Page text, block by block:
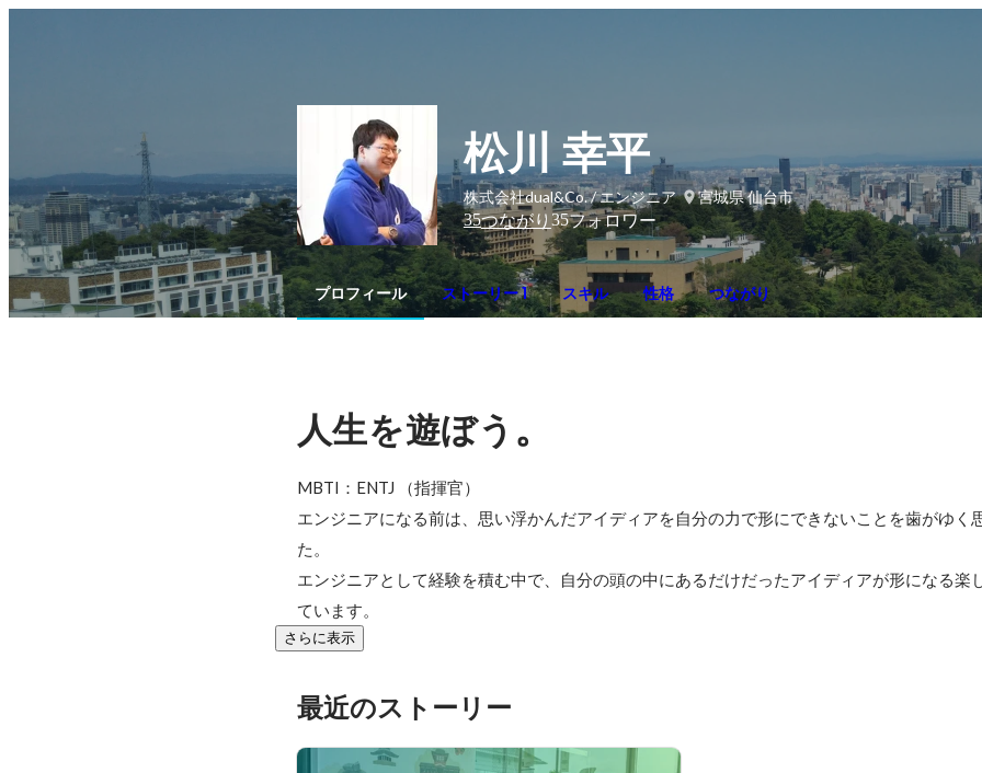
松川 幸平
株式会社dual&Co. / エンジニア
宮城県 仙台市
35つながり 35フォロワー
プロフィール ストーリー 1 スキル 性格 つながり
人生を遊ぼう 。
MBTI：ENTJ （指揮官）
エンジニアになる前は、思い浮かんだアイディアを自分の力で形にできないことを歯がゆく
た。
エンジニアとして経験を積む中で、自分の頭の中にあるだけだったアイディアが形になる楽
ています。
さらに表示
最近のストーリー